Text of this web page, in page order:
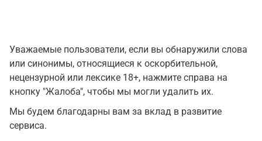
Уважаемые пользователи, если вы обнаружили слова
или синонимы, относящиеся к оскорбительной,
нецензурной или лексике 18+, нажмите справа на
кнопку "Жалоба", чтобы мы могли удалить их.
Мы будем благодарны вам за вклад в развитие
сервиса.